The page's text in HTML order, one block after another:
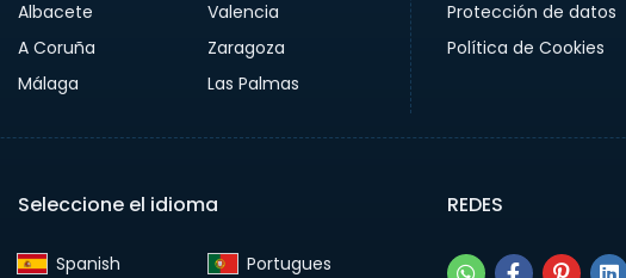
Albacete
Valencia
A Coruña
Zaragoza
Málaga
Las Palmas
Protección de datos
Política de Cookies
Seleccione el idioma
Spanish‎ Portugues‎
REDES